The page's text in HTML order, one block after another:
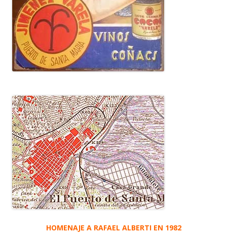
HOMENAJE A RAFAEL ALBERTI EN 1982